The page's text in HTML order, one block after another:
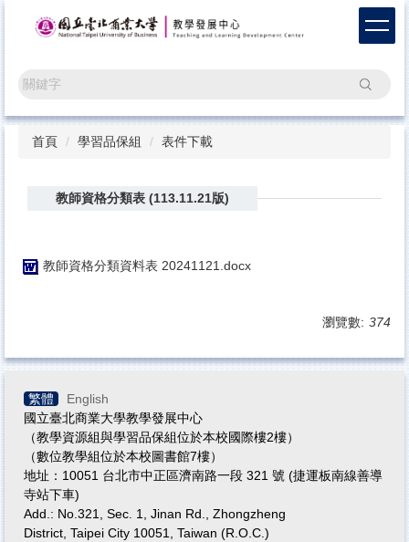
區
搜尋
首頁 學習品保組 表件下載
教師資格分類表 (113.11.21版)
教師資格分類資料表 20241121.docx
瀏覽數: 374
繁體
English
國立臺北商業大學教學發展中心
（教學資源組與學習品保組位於本校國際樓2樓）
（數位教學組位於本校圖書館7樓）
地址：10051 台北市中正區濟南路一段 321 號 (捷運板南線善導
寺站下車)
Add.: No.321, Sec. 1, Jinan Rd., Zhongzheng
District, Taipei City 10051, Taiwan (R.O.C.)